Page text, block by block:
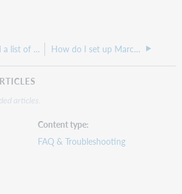
How do I find a list of my institution's WSKeys? How do I set up MarcEdit OCLC Integration?
articles.
Content type
FAQ & Troubleshooting